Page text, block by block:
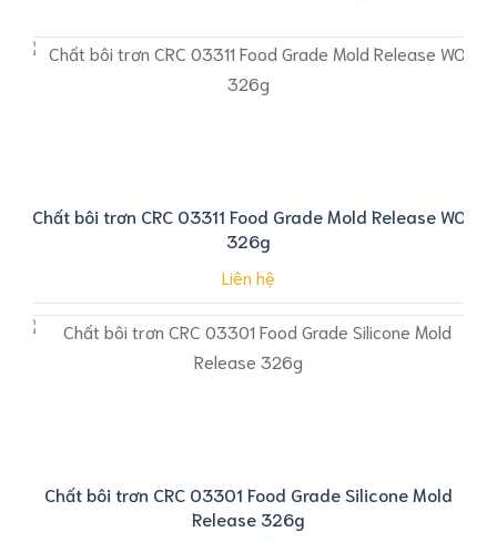
Chất bôi trơn CRC 03311 Food Grade Mold Release WO
326g
Liên hệ
Chất bôi trơn CRC 03301 Food Grade Silicone Mold
Release 326g